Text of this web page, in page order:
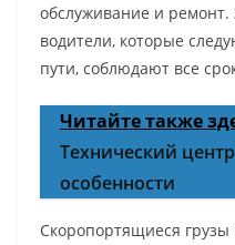
обслуживание и
водители, которые
пути, соблюдают все
Читайте также
Технический
особенности
Скоропортящиеся